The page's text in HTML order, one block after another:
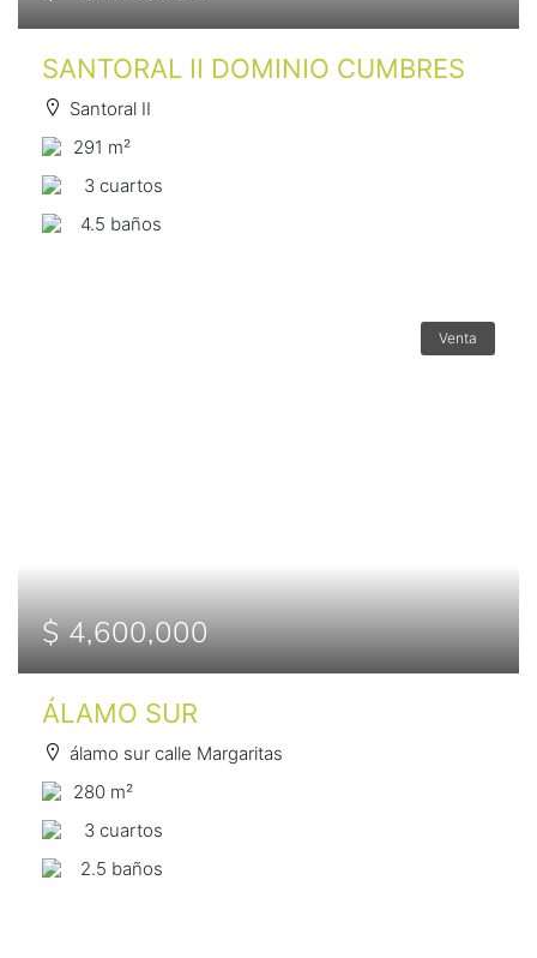
SANTORAL II DOMINIO CUMBRES
Santoral II
291 m²
3 сuartos
4.5 baños
Venta
$ 4,600,000
ÁLAMO SUR
álamo sur calle Margaritas
280 m²
3 сuartos
2.5 baños